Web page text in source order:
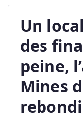
Un
des
peine,
Mines